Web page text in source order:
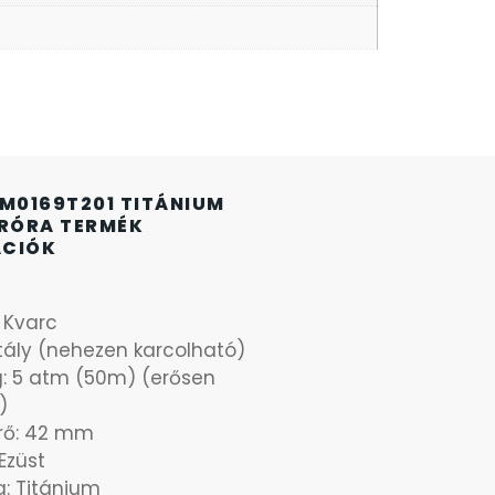
TITÁNIUM
TERMÉK
Kvarc
(nehezen karcolható)
5 atm (50m) (erősen
42 mm
Titánium